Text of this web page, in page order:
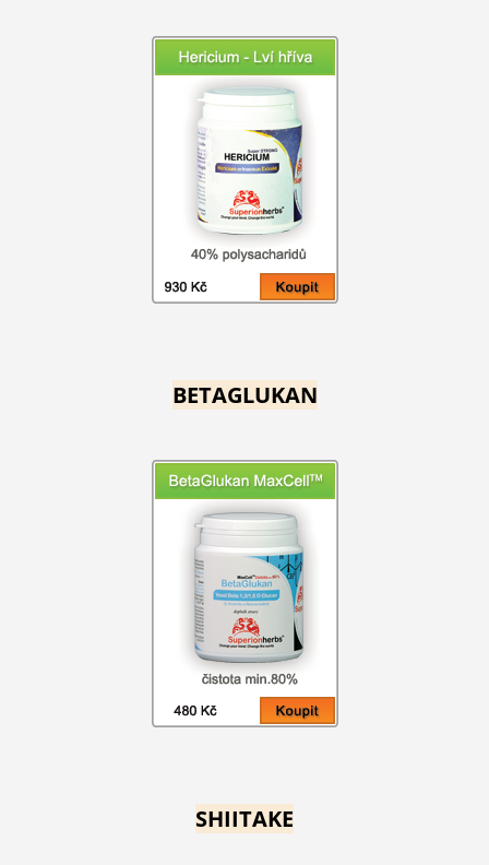
BETAGLUKAN
SHIITAKE